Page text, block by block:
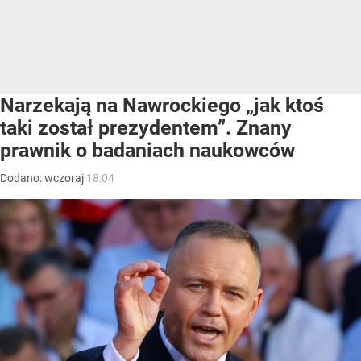
Narzekają na Nawrockiego „jak ktoś
taki został prezydentem”. Znany
prawnik o badaniach naukowców
Dodano:wczoraj 18:04